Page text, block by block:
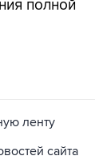
полной
ленту
сайта